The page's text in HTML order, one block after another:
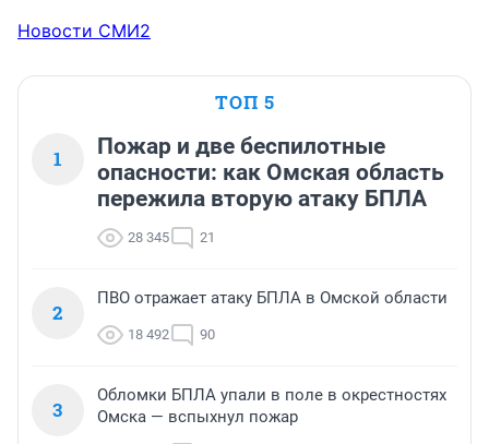
Новости СМИ2
ТОП 5
1
Пожар и две беспилотные
опасности: как Омская область
пережила вторую атаку БПЛА
28 345 21
2
ПВО отражает атаку БПЛА в Омской области
18 492 90
3
Обломки БПЛА упали в поле в окрестностях
Омска — вспыхнул пожар